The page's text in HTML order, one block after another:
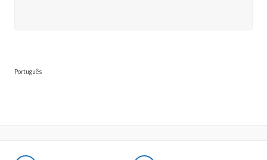
Português